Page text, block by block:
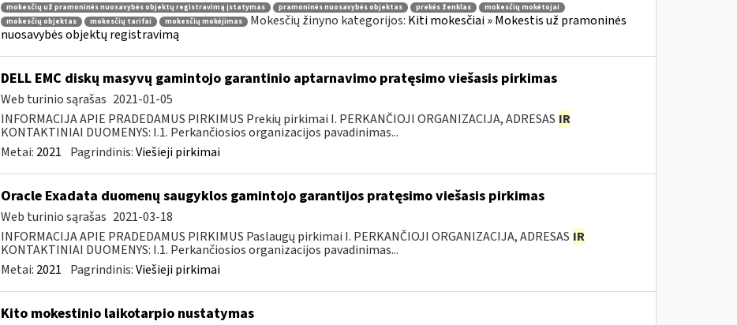
mokesčių už pramoninės nuosavybės objektų registravimą įstatymas
pramoninės nuosavybės objektas prekės ženklas
mokesčių mokėtojai
mokesčių objektas
mokesčių tarifai mokesčių mokėjimas Mokesčių žinyno kategorijos: Kiti mokesčiai » Mokestis už pramoninės
nuosavybės objektų registravimą
DELL EMC diskų masyvų gamintojo garantinio aptarnavimo pratęsimo viešasis pirkimas
Web turinio sąrašas 2021-01-05
INFORMACIJA APIE PRADEDAMUS PIRKIMUS Prekių pirkimai I. PERKANČIOJI ORGANIZACIJA, ADRESAS IR
KONTAKTINIAI DUOMENYS: I.1. Perkančiosios organizacijos pavadinimas...
Metai: 2021 Pagrindinis:Viešieji pirkimai
Oracle Exadata duomenų saugyklos gamintojo garantijos pratęsimo viešasis pirkimas
Web turinio sąrašas 2021-03-18
INFORMACIJA APIE PRADEDAMUS PIRKIMUS Paslaugų pirkimai I. PERKANČIOJI ORGANIZACIJA, ADRESAS IR
KONTAKTINIAI DUOMENYS: I.1. Perkančiosios organizacijos pavadinimas...
Metai: 2021 Pagrindinis:Viešieji pirkimai
Kito mokestinio laikotarpio nustatymas